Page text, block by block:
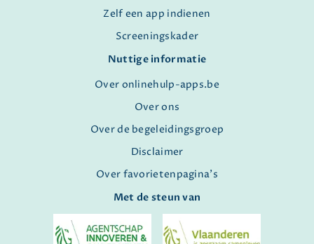
Zelf een app indienen
Screeningskader
Nuttige informatie
Over onlinehulp-apps.be
Over ons
Over de begeleidingsgroep
Disclaimer
Over favorietenpagina's
Met de steun van